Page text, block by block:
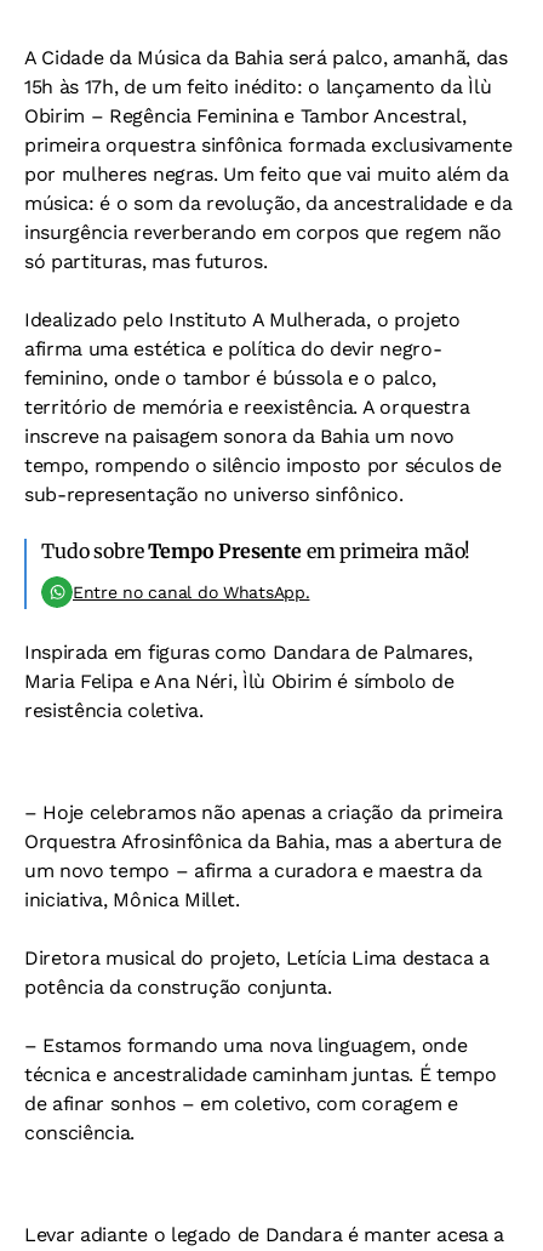
A Cidade da Música da Bahia será palco, amanhã, das
15h às 17h, de um feito inédito: o lançamento da Ìlù
Obirim – Regência Feminina e Tambor Ancestral,
primeira orquestra sinfônica formada exclusivamente
por mulheres negras. Um feito que vai muito além da
música: é o som da revolução, da ancestralidade e da
insurgência reverberando em corpos que regem não
só partituras, mas futuros.
Idealizado pelo Instituto A Mulherada, o projeto
afirma uma estética e política do devir negro-
feminino, onde o tambor é bússola e o palco,
território de memória e reexistência. A orquestra
inscreve na paisagem sonora da Bahia um novo
tempo, rompendo o silêncio imposto por séculos de
sub-representação no universo sinfônico.
Tudo sobreTempo Presente em primeira mão!
Entre no canal do WhatsApp.
Inspirada em figuras como Dandara de Palmares,
Maria Felipa e Ana Néri, Ìlù Obirim é símbolo de
resistência coletiva.
– Hoje celebramos não apenas a criação da primeira
Orquestra Afrosinfônica da Bahia, mas a abertura de
um novo tempo – afirma a curadora e maestra da
iniciativa, Mônica Millet.
Diretora musical do projeto, Letícia Lima destaca a
potência da construção conjunta.
– Estamos formando uma nova linguagem, onde
técnica e ancestralidade caminham juntas. É tempo
de afinar sonhos – em coletivo, com coragem e
consciência.
Levar adiante o legado de Dandara é manter acesa a